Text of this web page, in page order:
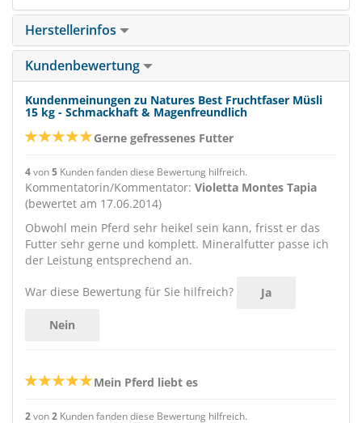
Herstellerinfos
Kundenbewertung
Kundenmeinungen zu Natures Best Fruchtfaser Müsli
15 kg - Schmackhaft & Magenfreundlich
Gerne gefressenes Futter
4von5 Kunden fanden diese Bewertung hilfreich.
Kommentatorin/Kommentator: Violetta Montes Tapia
(bewertet am 17.06.2014)
Obwohl mein Pferd sehr heikel sein kann, frisst er das
Futter sehr gerne und komplett. Mineralfutter passe ich
der Leistung entsprechend an.
War diese Bewertung für Sie hilfreich? Ja
Nein
Mein Pferd liebt es
2von2 Kunden fanden diese Bewertung hilfreich.